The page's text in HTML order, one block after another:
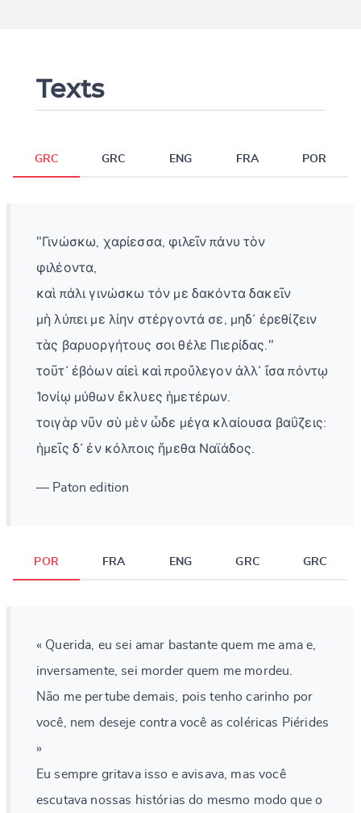
Texts
GRC GRC ENG FRA POR
"Γινώσκω, χαρίεσσα, φιλεῖν πάνυ τὸν
φιλέοντα,
καὶ πάλι γινώσκω τόν με δακόντα δακεῖν
μὴ λύπει με λίην στέργοντά σε, μηδ᾽ ἐρεθίζειν
τὰς βαρυοργήτους σοι θέλε Πιερίδας."
τοῦτ᾽ ἐβόων αἰεὶ καὶ προὔλεγον ἀλλ᾽ ἴσα πόντῳ
Ἰονίῳ μύθων ἔκλυες ἡμετέρων.
τοιγὰρ νῦν σὺ μὲν ὧδε μέγα κλαίουσα βαΰζεις:
ἡμεῖς δ᾽ ἐν κόλποις ἥμεθα Ναϊάδος.
— Paton edition
POR FRA ENG GRC GRC
« Querida, eu sei amar bastante quem me ama e,
inversamente, sei morder quem me mordeu.
Não me pertube demais, pois tenho carinho por
você, nem deseje contra você as coléricas Piérides
»
Eu sempre gritava isso e avisava, mas você
escutava nossas histórias do mesmo modo que o